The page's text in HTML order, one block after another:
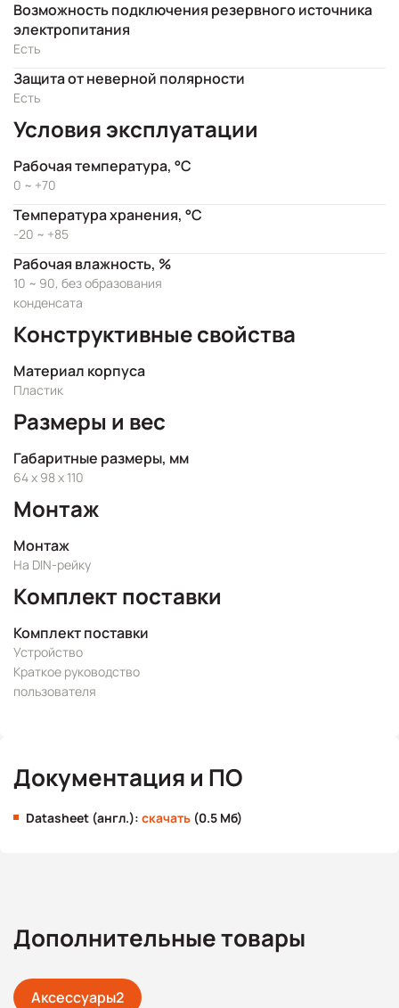
Возможность подключения резервного источника
электропитания
Есть
Защита от неверной полярности
Есть
Условия эксплуатации
Рабочая температура, °C
0 ~ +70
Температура хранения, °C
-20 ~ +85
Рабочая влажность, %
10 ~ 90, без образования
конденсата
Конструктивные свойства
Материал корпуса
Пластик
Размеры и вес
Габаритные размеры, мм
64 x 98 x 110
Монтаж
Монтаж
На DIN-рейку
Комплект поставки
Комплект поставки
Устройство
Краткое руководство
пользователя
Документация и ПО
Datasheet (англ.): скачать (0.5 Мб)
Дополнительные товары
Аксессуары2